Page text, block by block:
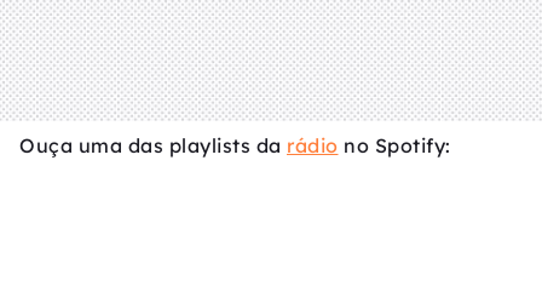
Ouça uma das playlists da rádio no Spotify: